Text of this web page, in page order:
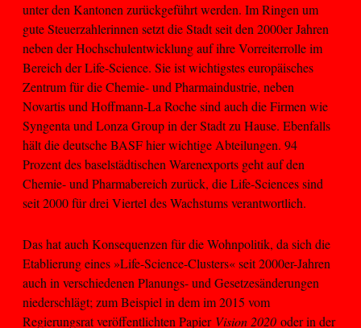
unter den Kantonen zurückgeführt werden. Im Ringen um
gute Steuerzahlerinnen setzt die Stadt seit den 2000er Jahren
neben der Hochschulentwicklung auf ihre Vorreiterrolle im
Bereich der Life-Science. Sie ist wichtigstes europäisches
Zentrum für die Chemie- und Pharmaindustrie, neben
Novartis und Hoffmann-La Roche sind auch die Firmen wie
Syngenta und Lonza Group in der Stadt zu Hause. Ebenfalls
hält die deutsche BASF hier wichtige Abteilungen. 94
Prozent des baselstädtischen Warenexports geht auf den
Chemie- und Pharmabereich zurück, die Life-Sciences sind
seit 2000 für drei Viertel des Wachstums verantwortlich.
Das hat auch Konsequenzen für die Wohnpolitik, da sich die
Etablierung eines »Life-Science-Clusters« seit 2000er-Jahren
auch in verschiedenen Planungs- und Gesetzesänderungen
niederschlägt; zum Beispiel in dem im 2015 vom
Regierungsrat veröffentlichten Papier Vision 2020 oder in der